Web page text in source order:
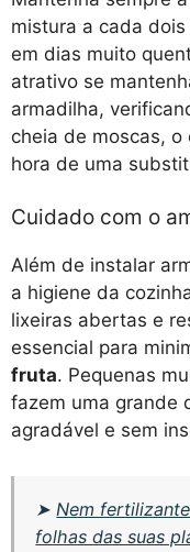
mistura a cada
em dias muito
atrativo se
armadilha,
cheia de moscas,
hora de uma
Cuidado com o
Além de instalar
a higiene da
lixeiras abertas e
essencial para
fruta. Pequenas
fazem uma grande
agradável e sem
➤Nem
folhas das suas